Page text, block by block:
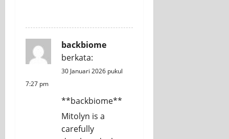
backbiome
berkata:
30 Januari 2026 pukul
7:27 pm
**backbiome**
Mitolyn is a
carefully